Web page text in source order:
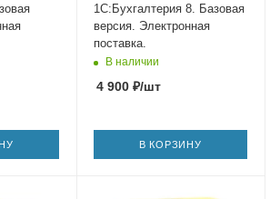
1С:Бухгалтерия 8. Базовая
версия. Электронная
поставка.
В наличии
4 900₽/шт
В КОРЗИНУ